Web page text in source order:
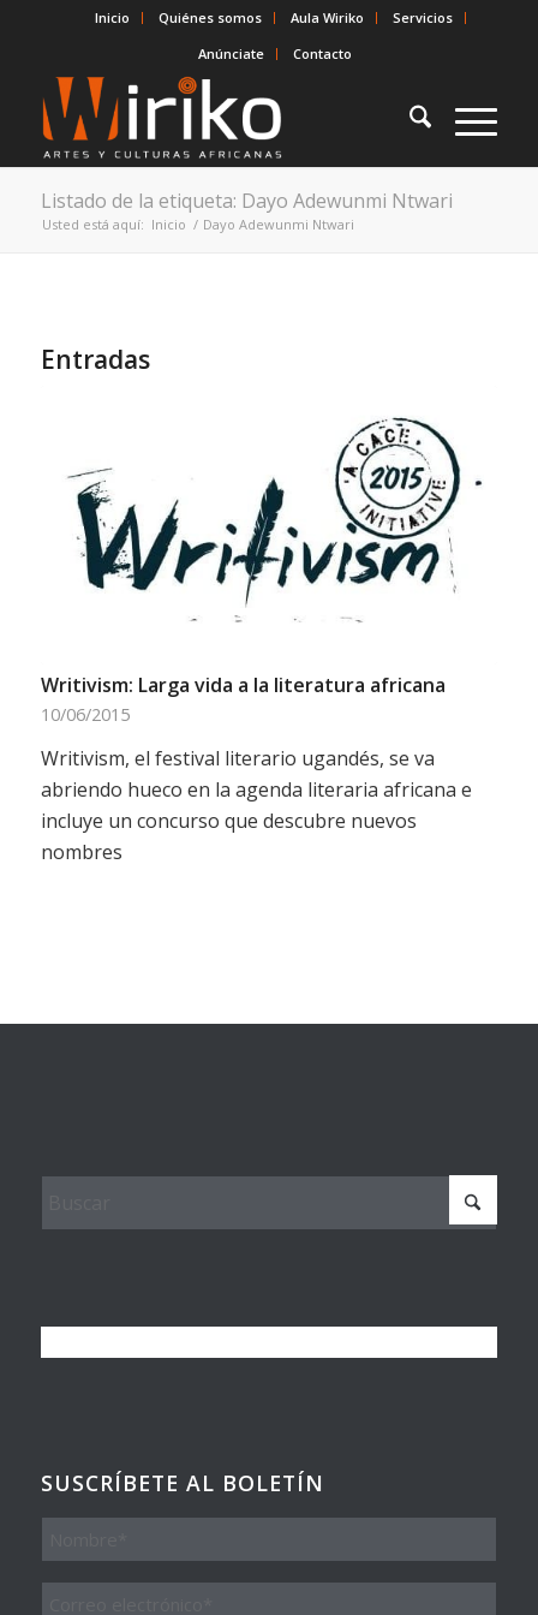
Inicio Quiénes somos Aula Wiriko
Servicios
Anúnciate
Contacto
Listado de la etiqueta: Dayo Adewunmi Ntwari
Usted está aquí: Inicio / Dayo Adewunmi Ntwari
Entradas
Writivism: Larga vida a la literatura africana
10/06/2015
Writivism, el festival literario ugandés, se va
abriendo hueco en la agenda literaria africana e
incluye un concurso que descubre nuevos
nombres
SUSCRÍBETE AL BOLETÍN
Nombre